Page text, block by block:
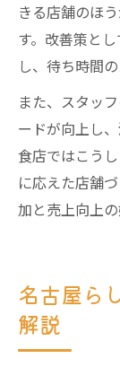
きる店舗のほ
す。改善策と
し、待ち時間
また、スタッ
ードが向上し
食店ではこう
に応えた店舗
加と売上向上
名古屋ら
解説